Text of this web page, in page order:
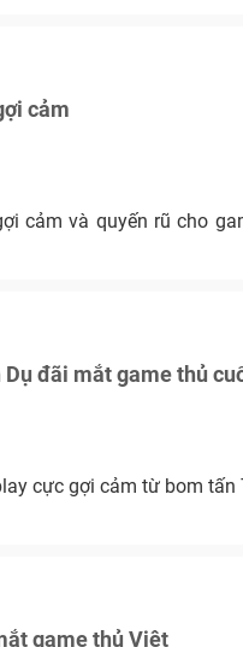
cảm
cảm và quyến rũ cho
đãi mắt game thủ
cực gợi cảm từ bom tấn
game thủ Việt